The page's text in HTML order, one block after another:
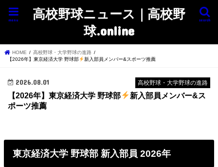
高校野球ニュース｜高校野
球.online
search
menu
HOME
高校野球・大学野球の進路
【2026年】東京経済大学 野球部
新入部員メンバー&スポーツ推薦
高校野球・大学野球の進路
2026.08.01
【2026年】東京経済大学 野球部
新入部員メンバー&ス
ポーツ推薦
東京経済大学 野球部 新入部員 2026年